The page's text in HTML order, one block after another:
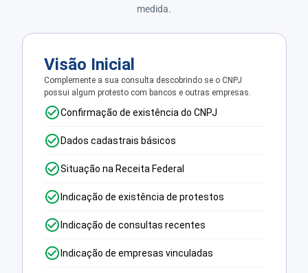
medida.
Visão Inicial
Complemente a sua consulta descobrindo se o CNPJ
possui algum protesto com bancos e outras empresas.
Confirmação de existência do CNPJ
Dados cadastrais básicos
Situação na Receita Federal
Indicação de existência de protestos
Indicação de consultas recentes
Indicação de empresas vinculadas